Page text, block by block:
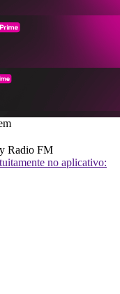
Radio FM
no aplicativo: